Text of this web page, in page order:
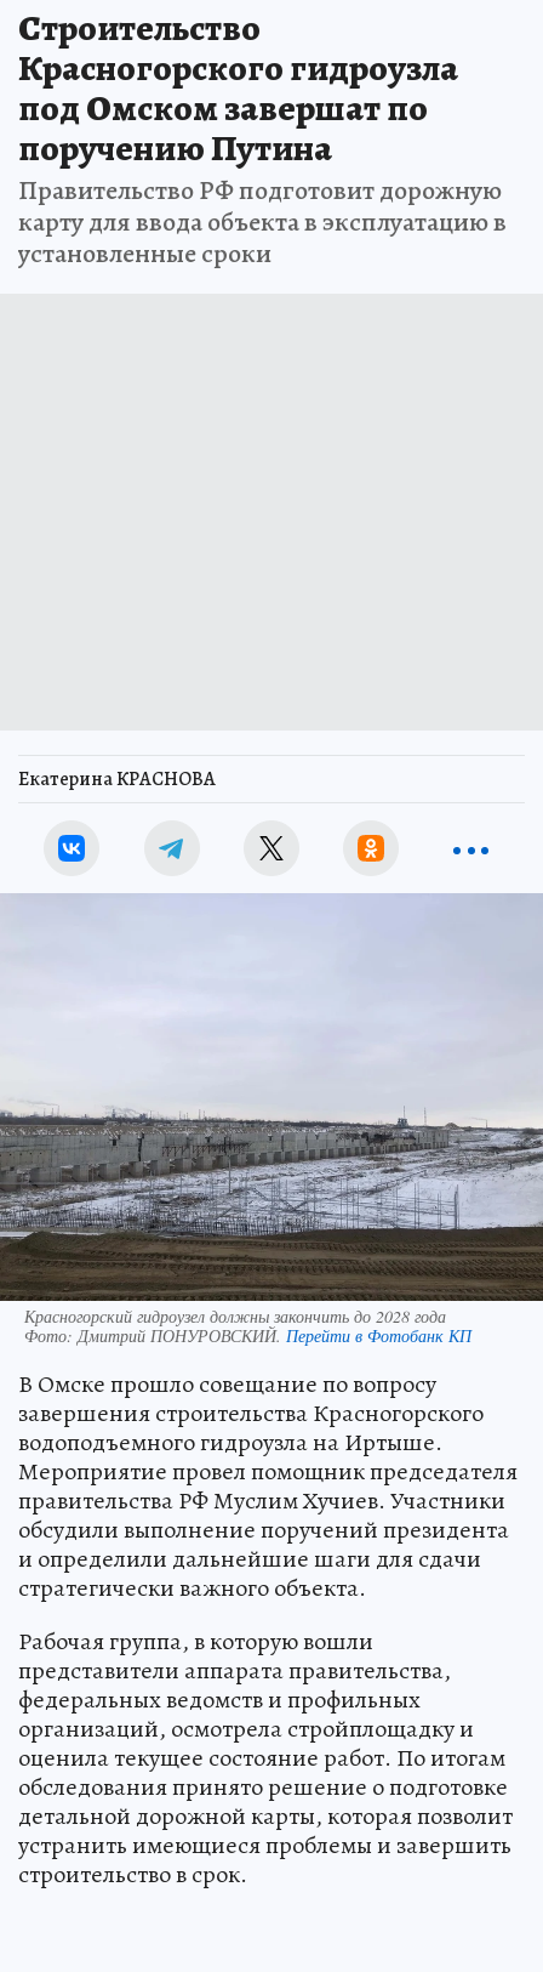
Строительство
Красногорского гидроузла
под Омском завершат по
поручению Путина
Правительство РФ подготовит дорожную
карту для ввода объекта в эксплуатацию в
установленные сроки
Екатерина КРАСНОВА
Красногорский гидроузел должны закончить до 2028 года
Фото: Дмитрий ПОНУРОВСКИЙ. Перейти в Фотобанк КП
В Омске прошло совещание по вопросу
завершения строительства Красногорского
водоподъемного гидроузла на Иртыше.
Мероприятие провел помощник председателя
правительства РФ Муслим Хучиев. Участники
обсудили выполнение поручений президента
и определили дальнейшие шаги для сдачи
стратегически важного объекта.
Рабочая группа, в которую вошли
представители аппарата правительства,
федеральных ведомств и профильных
организаций, осмотрела стройплощадку и
оценила текущее состояние работ. По итогам
обследования принято решение о подготовке
детальной дорожной карты, которая позволит
устранить имеющиеся проблемы и завершить
строительство в срок.